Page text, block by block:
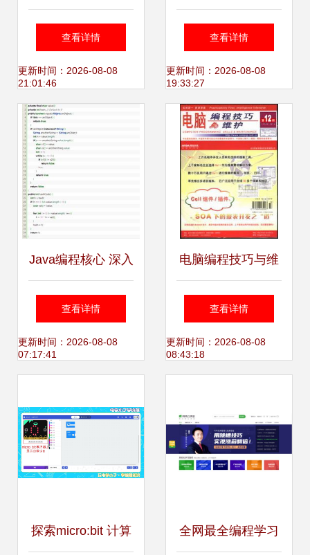
程 准备要点与策略
查看详情
更新时间：2026-08-08
21:01:46
师培训机构 助您开
启计算机编程职业
新篇章
查看详情
更新时间：2026-08-08
19:33:27
Java编程核心 深入
理解equals与
hashCode方法
查看详情
更新时间：2026-08-08
07:17:41
电脑编程技巧与维
护 提升效率与保障
稳定
查看详情
更新时间：2026-08-08
08:43:18
探索micro:bit 计算 全网最全编程学习